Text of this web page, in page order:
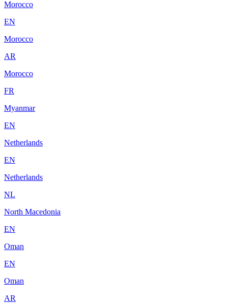
Morocco
EN
Morocco
AR
Morocco
FR
Myanmar
EN
Netherlands
EN
Netherlands
NL
North Macedonia
EN
Oman
EN
Oman
AR